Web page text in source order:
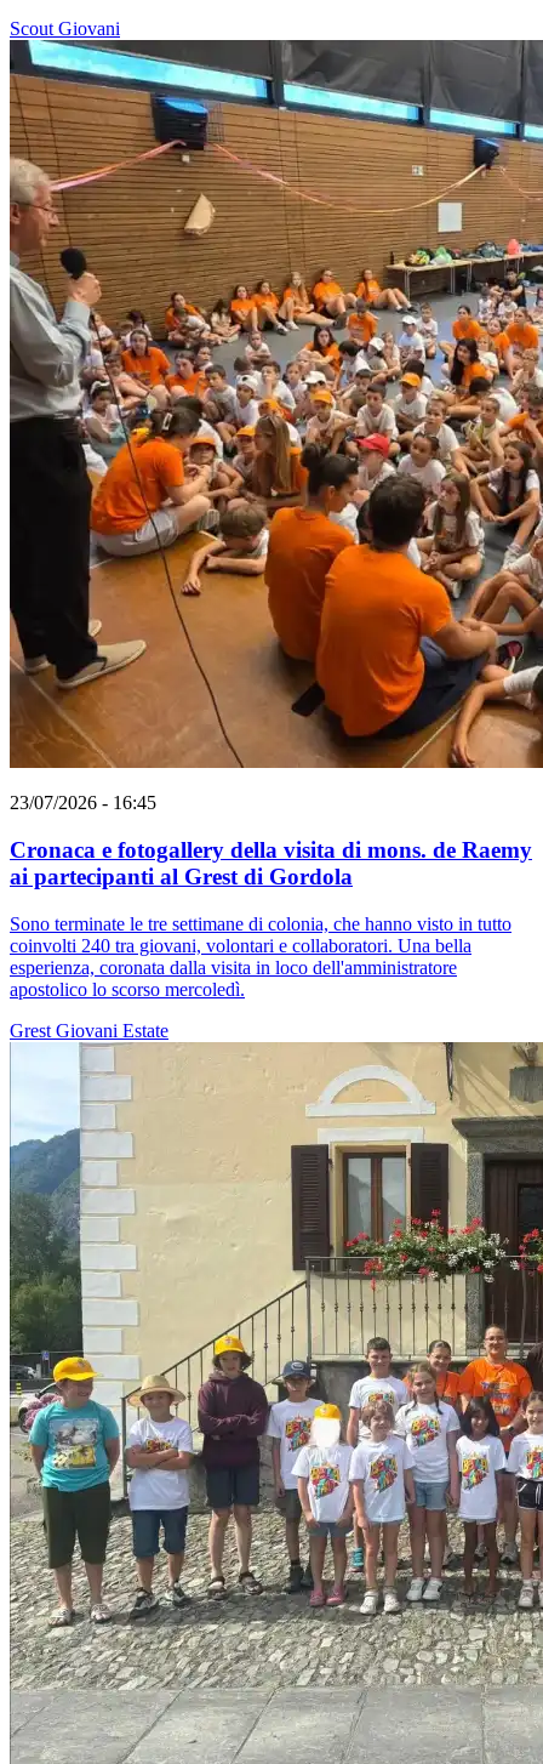
Scout Giovani
23/07/2026 - 16:45
Cronaca e fotogallery della visita di mons. de Raemy
ai partecipanti al Grest di Gordola
Sono terminate le tre settimane di colonia, che hanno visto in tutto
coinvolti 240 tra giovani, volontari e collaboratori. Una bella
esperienza, coronata dalla visita in loco dell'amministratore
apostolico lo scorso mercoledì.
Grest Giovani Estate